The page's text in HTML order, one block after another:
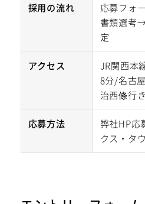
採用の流れ
応募フォ
書類選考
定
アクセス
JR関西本
8分/名古
治西條行き
応募方法
弊社HP応
クス・タ